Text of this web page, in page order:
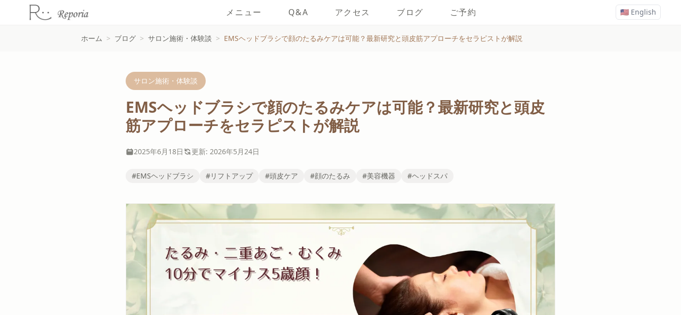
🇺🇸 English
メニュー Q&A アクセス ブログ ご予約
ホーム > ブログ > サロン施術・体験談 > EMSヘッドブラシで顔のたるみケアは可能？最新研究と頭皮筋アプローチをセラピストが解説
サロン施術・体験談
EMSヘッドブラシで顔のたるみケアは可能？最新研究と頭皮
筋アプローチをセラピストが解説
2025年6月18日 更新: 2026年5月24日
#EMSヘッドブラシ #リフトアップ #頭皮ケア #顔のたるみ #美容機器 #ヘッドスパ